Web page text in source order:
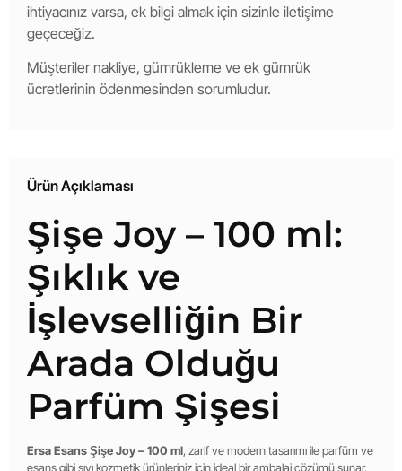
ihtiyacınız varsa, ek bilgi almak için sizinle iletişime
geçeceğiz.
Müşteriler nakliye, gümrükleme ve ek gümrük
ücretlerinin ödenmesinden sorumludur.
Ürün Açıklaması
Şişe Joy – 100 ml:
Şıklık ve
İşlevselliğin Bir
Arada Olduğu
Parfüm Şişesi
Ersa Esans Şişe Joy – 100 ml, zarif ve modern tasarımı ile parfüm ve
esans gibi sıvı kozmetik ürünleriniz için ideal bir ambalaj çözümü sunar.